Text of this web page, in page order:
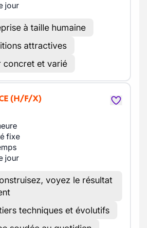
jour
à taille humaine
attractives
concret et varié
(H/F/X)
fixe
jour
voyez le résultat
techniques et évolutifs